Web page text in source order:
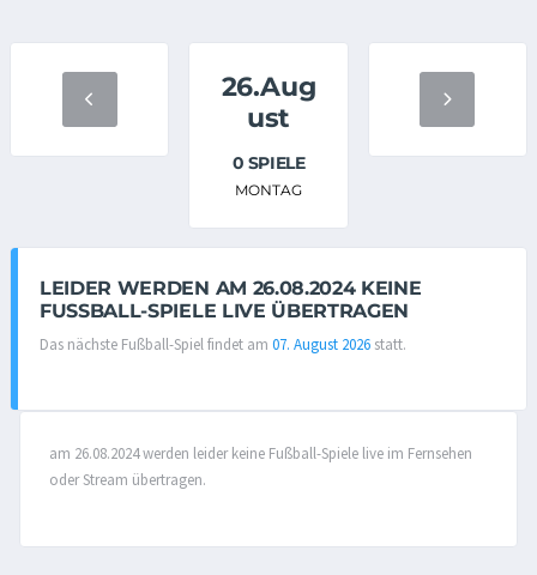
26.Aug
ust
0 SPIELE
MONTAG
LEIDER WERDEN AM 26.08.2024 KEINE
FUSSBALL-SPIELE LIVE ÜBERTRAGEN
Das nächste Fußball-Spiel findet am 07. August 2026 statt.
am 26.08.2024 werden leider keine Fußball-Spiele live im Fernsehen
oder Stream übertragen.